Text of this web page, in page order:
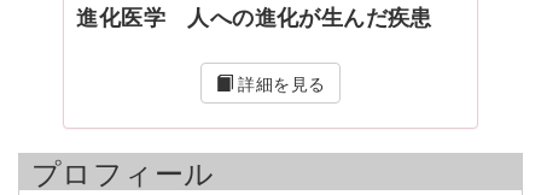
進化医学 人への進化が生んだ疾患
詳細を見る
プロフィール